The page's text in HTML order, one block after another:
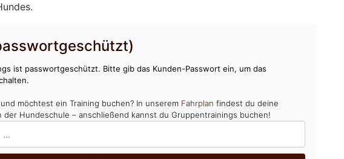
ist passwortgeschützt. Bitte gib das Kunden-Passwort ein, um das
möchtest ein Training buchen? In unserem Fahrplan findest du deine
der Hundeschule – anschließend kannst du Gruppentrainings buchen!